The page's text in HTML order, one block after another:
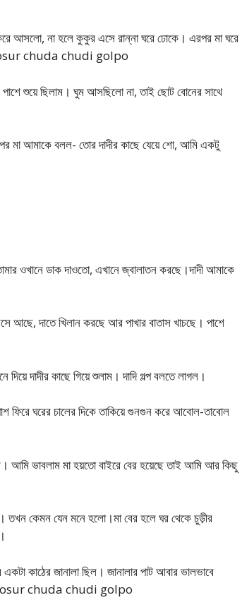
করে আসলো, না হলে কুকুর এসে রান্না ঘরে ঢোকে। এরপর মা ঘরে
sosur chuda chudi golpo
পাশে শুয়ে ছিলাম। ঘুম আসছিলো না, তাই ছোট বোনের সাথে
মা আমাকে বলল- তোর দাদীর কাছে যেয়ে শো, আমি একটু
ওখানে ডাক দাওতো, এখানে জ্বালাতন করছে।দাদী আমাকে
আছে, দাতে খিলান করছে আর পাখার বাতাস খাচছে। পাশে
দাদীর কাছে গিয়ে শুলাম। দাদি গল্প বলতে লাগল।
ফিরে ঘরের চালের দিকে তাকিয়ে গুনগুন করে আবোল-তাবোল
ভাবলাম মা হয়তো বাইরে বের হয়েছে তাই আমি আর কিছু
তখন কেমন যেন মনে হলো।মা বের হলে ঘর থেকে চুড়ীর
কাঠের জানালা ছিল। জানালার পাট আবার ভালভাবে
sosur chuda chudi golpo